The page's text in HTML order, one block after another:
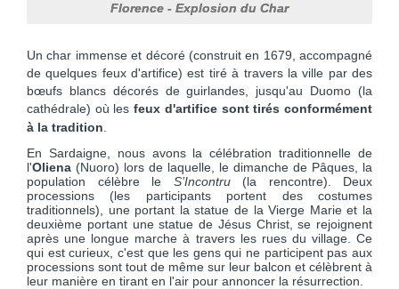
Florence - Explosion du Char
Un char immense et décoré (construit en 1679, accompagné
de quelques feux d'artifice) est tiré à travers la ville par des
bœufs blancs décorés de guirlandes, jusqu'au Duomo (la
cathédrale) où lesfeux d'artifice sont tirés conformément
à la tradition
En Sardaigne, nous avons la célébration traditionnelle de
l'Oliena (Nuoro) lors de laquelle, le dimanche de Pâques, la
population célèbre le S’Incontru(la rencontre). Deux
processions (les participants portent des costumes
traditionnels), une portant la statue de la Vierge Marie et la
deuxième portant une statue de Jésus Christ, se rejoignent
après une longue marche à travers les rues du village. Ce
qui est curieux, c'est que les gens qui ne participent pas aux
processions sont tout de même sur leur balcon et célèbrent à
leur manière en tirant en l'air pour annoncer la résurrection.